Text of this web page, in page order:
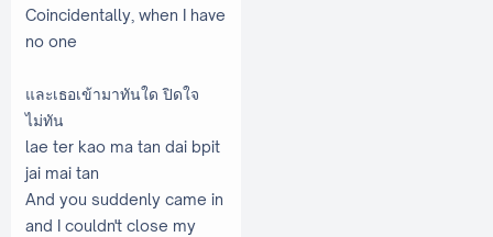
Coincidentally, when I have
no one
และเธอเข้ามาทันใด ปิดใจ
ไม่ทัน
lae ter kao ma tan dai bpit
jai mai tan
And you suddenly came in
and I couldn't close my